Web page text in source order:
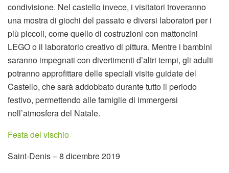
condivisione. Nel castello invece, i visitatori troveranno
una mostra di giochi del passato e diversi laboratori per i
più piccoli, come quello di costruzioni con mattoncini
LEGO o il laboratorio creativo di pittura. Mentre i bambini
saranno impegnati con divertimenti d’altri tempi, gli adulti
potranno approfittare delle speciali visite guidate del
Castello, che sarà addobbato durante tutto il periodo
festivo, permettendo alle famiglie di immergersi
nell’atmosfera del Natale.
Festa del vischio
Saint-Denis – 8 dicembre 2019